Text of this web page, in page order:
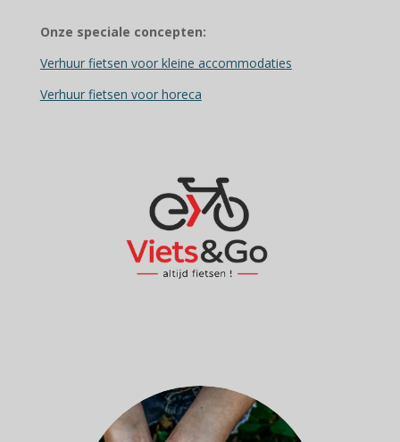
Onze speciale concepten:
Verhuur fietsen voor kleine accommodaties
Verhuur fietsen voor horeca